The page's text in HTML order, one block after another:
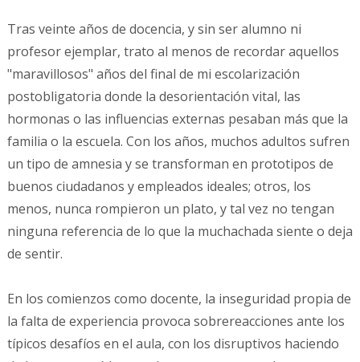
Tras veinte años de docencia, y sin ser alumno ni
profesor ejemplar, trato al menos de recordar aquellos
"maravillosos" años del final de mi escolarización
postobligatoria donde la desorientación vital, las
hormonas o las influencias externas pesaban más que la
familia o la escuela. Con los años, muchos adultos sufren
un tipo de amnesia y se transforman en prototipos de
buenos ciudadanos y empleados ideales; otros, los
menos, nunca rompieron un plato, y tal vez no tengan
ninguna referencia de lo que la muchachada siente o deja
de sentir.
En los comienzos como docente, la inseguridad propia de
la falta de experiencia provoca sobrereacciones ante los
típicos desafíos en el aula, con los disruptivos haciendo